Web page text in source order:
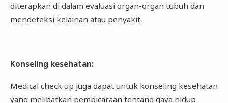
diterapkan di dalam evaluasi organ-organ tubuh dan
mendeteksi kelainan atau penyakit.
Konseling kesehatan:
Medical check up juga dapat untuk konseling kesehatan
yang melibatkan pembicaraan tentang gaya hidup